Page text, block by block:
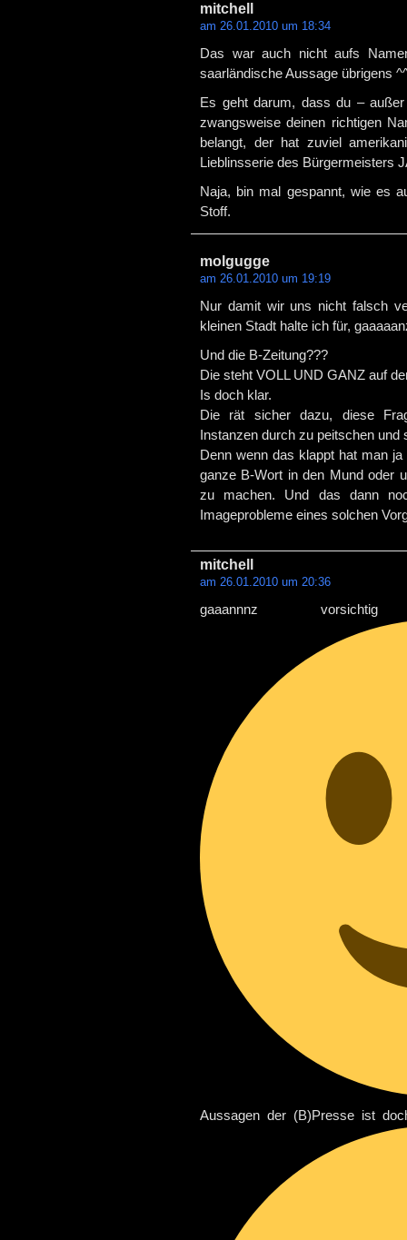
mitchell
am 26.01.2010 um 18:34
Das war auch nicht aufs
saarländische Aussage übrigens
Es geht darum, dass du –
zwangsweise deinen richtigen
belangt, der hat zuviel
Lieblinsserie des Bürgermeisters
Naja, bin mal gespannt, wie es
Stoff.
molgugge
am 26.01.2010 um 19:19
Nur damit wir uns nicht falsch
kleinen Stadt halte ich für,
Und die B-Zeitung???
Die steht VOLL UND GANZ auf
Is doch klar.
Die rät sicher dazu, diese
Instanzen durch zu peitschen
Denn wenn das klappt hat man
ganze B-Wort in den Mund oder
zu machen. Und das dann
Imageprobleme eines solchen
mitchell
am 26.01.2010 um 20:36
gaaannnz
Aussagen der (B)Presse ist